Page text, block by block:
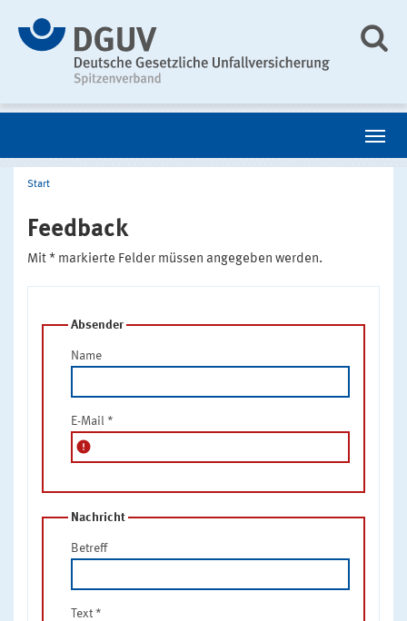
Start
Feedback
Mit * markierte Felder müssen angegeben werden.
Absender
Name
E-Mail *
error
Nachricht
Betreff
Text *